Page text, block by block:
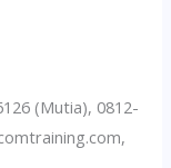
(Mutia), 0812-